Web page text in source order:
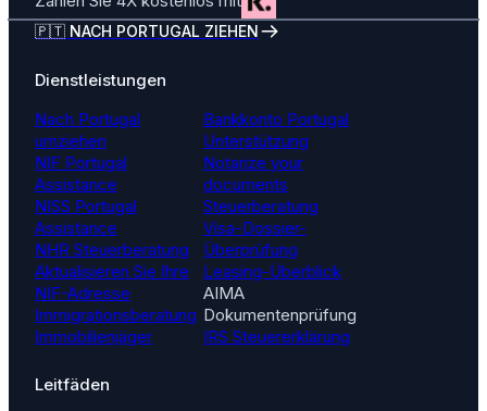
🇵🇹 NACH PORTUGAL ZIEHEN
Dienstleistungen
Nach Portugal
umziehen
NIF Portugal
Assistance
NISS Portugal
Assistance
NHR Steuerberatung
Aktualisieren Sie Ihre
NIF-Adresse
Immigrationsberatung
Immobilienjäger
Bankkonto Portugal
Unterstützung
Notarize your
documents
Steuerberatung
Visa-Dossier-
Überprüfung
Leasing-Überblick
AIMA
Dokumentenprüfung
IRS Steuererklärung
Leitfäden